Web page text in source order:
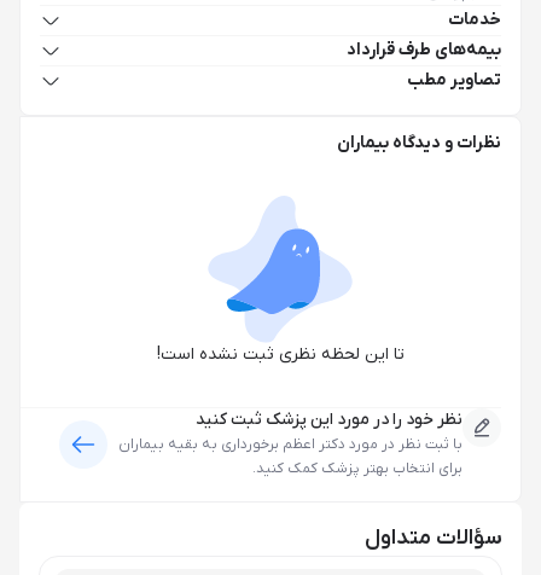
خدمات
بیمه‌های طرف قرارداد
تصاویر مطب
نظرات و دیدگاه بیماران
تا این لحظه نظری ثبت نشده است!
نظر خود را در مورد این پزشک ثبت کنید
با ثبت نظر در مورد دکتر اعظم برخورداری به بقیه بیماران
برای انتخاب بهتر پزشک کمک کنید.
سؤالات متداول